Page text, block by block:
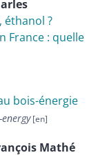
éthanol ?
France : quelle
bois-énergie
Mathé